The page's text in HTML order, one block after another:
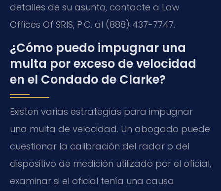
detalles de su asunto, contacte a Law
Offices Of SRIS, P.C. al (888) 437-7747.
¿Cómo puedo impugnar una
multa por exceso de velocidad
en el Condado de Clarke?
Existen varias estrategias para impugnar
una multa de velocidad. Un abogado puede
cuestionar la calibración del radar o del
dispositivo de medición utilizado por el oficial,
examinar si el oficial tenía una causa